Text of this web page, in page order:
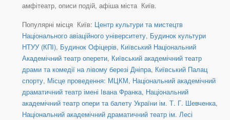
амфітеатр, описи подій, афіша міста Київ.
Популярні місця Київ: Центр культури та мистецтв
Національного авіаційного університету, Будинок культури
НТУУ (КПІ), Будинок Офіцерів, Київський Національний
Академічний театр оперети, Київський академічний театр
драми та комедії на лівому березі Дніпра, Київський Палац
спорту, Місце проведення: МЦКМ, Національний академічний
драматичний театр імені Івана Франка, Національний
академічний театр опери та балету України ім. Т. Г. Шевченка,
Національний академічний драматичний театр ім. Лесі